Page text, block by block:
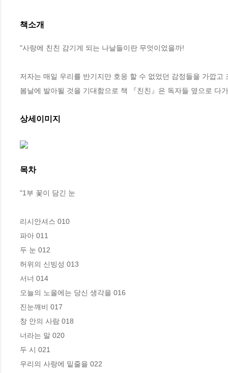
책소개
"사랑에 친친 감기게 되는 나날들이란 무엇이었을까!
저자는 매일 우리를 반기지만 호응 할 수 없었던 감정들을 가깝
봄날에 발아될 것을 기대함으로 책 『친친』은 독자들 옆으로 다
상세이미지
목차
"1부 꽃이 담긴 눈
리시안셔스 010
파아 011
두 눈 012
허위의 신빙성 013
서너 014
오늘의 노을에는 당신 생각을 016
진눈깨비 017
창 안의 사람 018
너라는 말 020
두 시 021
우리의 사랑에 밑줄을 022